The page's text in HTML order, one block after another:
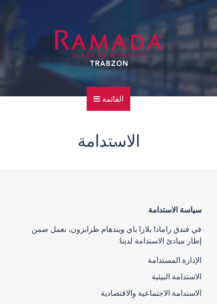
للهاتف
الاستدامة
سياسة الاستدامة
في فندق رامادا بلازا باي ويندهام طرابزون، نعمل ضمن
إطار مبادئ الاستدامة لدينا:
الإدارة المستدامة
الاستدامة البيئية
الاستدامة الاجتماعية والاقتصادية